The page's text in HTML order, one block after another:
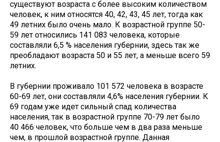
существуют возраста с более высоким количеством
человек, к ним относятся 40, 42, 43, 45 лет, тогда как
49 летних было очень мало. К возрастной группе 50-
59 лет относились 141 083 человека, которые
составляли 6,5 % населения губернии, здесь так же
преобладают возраста 50 и 55 лет, а меньше всего 59
летних.
В губернии проживало 101 572 человека в возрасте
60-69 лет, они составляли 4,6% населения губернии. К
69 годам уже идет сильный спад количества
населения, так в возрастной группе 70-79 лет было
40 466 человек, что больше чем в два раза меньше
чем, в прошлой возрастной группе. Данная